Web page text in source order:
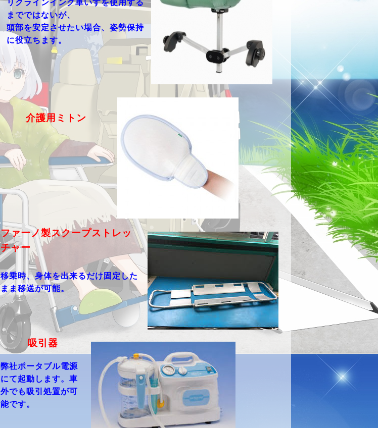
リクラインイング車いすを使用する
までではないが、
頭部を安定させたい場合、姿勢保持
に役立ちます。
介護用ミトン
ファーノ製スクープストレッ
チャー
移乗時、身体を出来るだけ固定した
まま移送が可能。
吸引器
弊社ポータブル電源
にて起動します。車
外でも吸引処置が可
能です。